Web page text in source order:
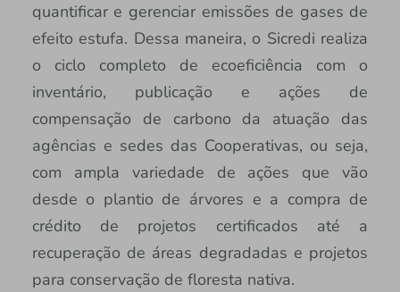
quantificar e gerenciar emissões de gases de
efeito estufa. Dessa maneira, o Sicredi realiza
o ciclo completo de ecoeficiência com o
inventário, publicação e ações de
compensação de carbono da atuação das
agências e sedes das Cooperativas, ou seja,
com ampla variedade de ações que vão
desde o plantio de árvores e a compra de
crédito de projetos certificados até a
recuperação de áreas degradadas e projetos
para conservação de floresta nativa.